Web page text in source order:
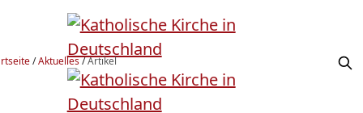
/Aktuelles/Artikel